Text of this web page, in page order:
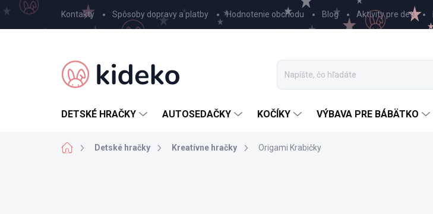
Prejsť
na
obsah
Kontakty Spôsoby dopravy a platby Hodnotenie obchodu Blog Aktivity pre deti
DETSKÉ HRAČKY AUTOSEDAČKY KOČÍKY VÝBAVA PRE BÁBÄTKO
DomovDetské hračky Kreatívne hračky Origami Krabičky